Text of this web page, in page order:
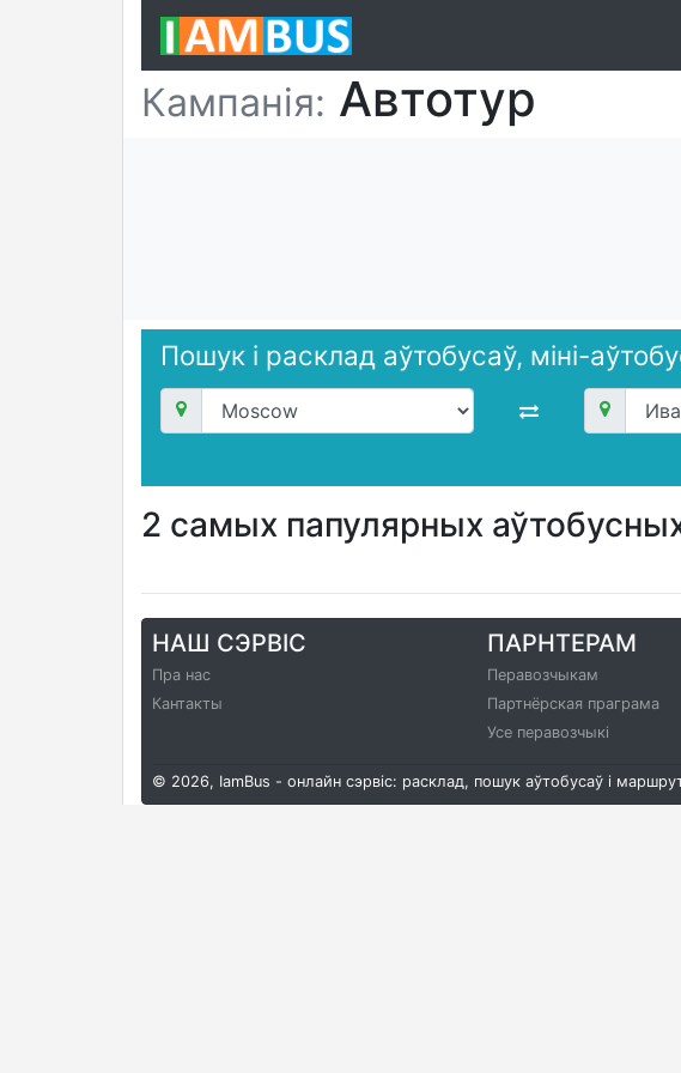
Кампанія: Автотур
Пошук і расклад аўтобусаў, міні-
2 самых папулярных
НАШ СЭРВІС
Пра нас
Кантакты
ПАРНТЕРАМ
Перавозчыкам
Партнёрская праграма
Усе перавозчыкі
© 2026, IamBus - онлайн сэрвіс: расклад, пошук аўтобусаў і